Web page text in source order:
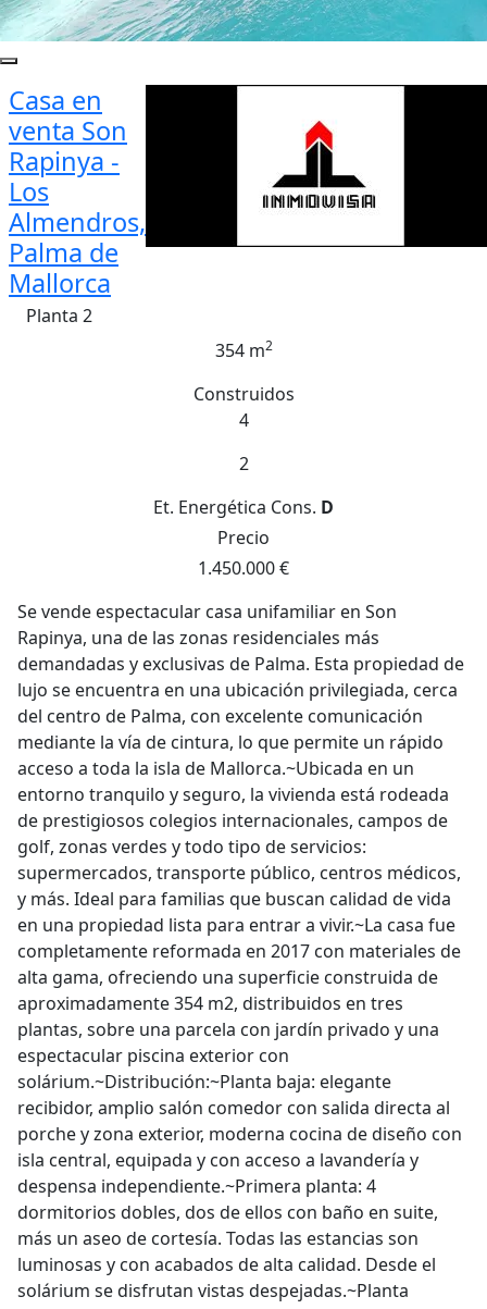
Casa en
venta Son
Rapinya -
Los
Almendros,
Palma de
Mallorca
Planta 2
354 m2
Construidos
4
2
Et. Energética Cons. D
Precio
1.450.000 €
Se vende espectacular casa unifamiliar en Son
Rapinya, una de las zonas residenciales más
demandadas y exclusivas de Palma. Esta propiedad de
lujo se encuentra en una ubicación privilegiada, cerca
del centro de Palma, con excelente comunicación
mediante la vía de cintura, lo que permite un rápido
acceso a toda la isla de Mallorca.~Ubicada en un
entorno tranquilo y seguro, la vivienda está rodeada
de prestigiosos colegios internacionales, campos de
golf, zonas verdes y todo tipo de servicios:
supermercados, transporte público, centros médicos,
y más. Ideal para familias que buscan calidad de vida
en una propiedad lista para entrar a vivir.~La casa fue
completamente reformada en 2017 con materiales de
alta gama, ofreciendo una superficie construida de
aproximadamente 354 m2, distribuidos en tres
plantas, sobre una parcela con jardín privado y una
espectacular piscina exterior con
solárium.~Distribución:~Planta baja: elegante
recibidor, amplio salón comedor con salida directa al
porche y zona exterior, moderna cocina de diseño con
isla central, equipada y con acceso a lavandería y
despensa independiente.~Primera planta: 4
dormitorios dobles, dos de ellos con baño en suite,
más un aseo de cortesía. Todas las estancias son
luminosas y con acabados de alta calidad. Desde el
solárium se disfrutan vistas despejadas.~Planta